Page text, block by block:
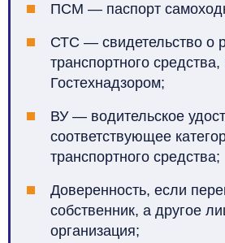
ПСМ — паспорт
СТС — свидетельство о
транспортного
Гостехнадзором;
ВУ — водительское
соответствующее
транспортного средства;
Доверенность, если
собственник, а другое
организация;